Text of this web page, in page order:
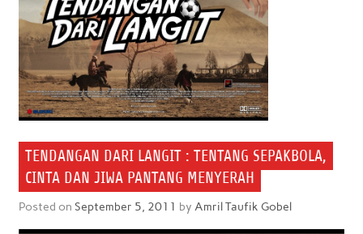
TENDANGAN DARI LANGIT : TENTANG SEPAKBOLA,
CINTA DAN JIWA PANTANG MENYERAH
Posted on September 5, 2011 by Amril Taufik Gobel